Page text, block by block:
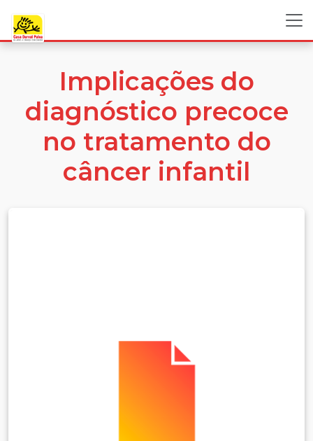
Implicações do
diagnóstico precoce
no tratamento do
câncer infantil